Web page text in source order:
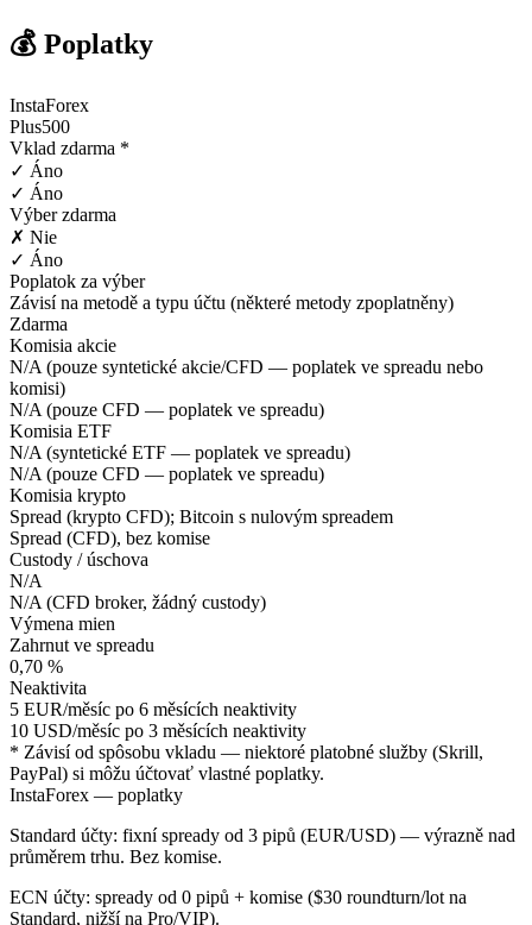
💰 Poplatky
InstaForex
Plus500
Vklad zdarma *
✓ Áno
✓ Áno
Výber zdarma
✗ Nie
✓ Áno
Poplatok za výber
Závisí na metodě a typu účtu (některé metody zpoplatněny)
Zdarma
Komisia akcie
N/A (pouze syntetické akcie/CFD — poplatek ve spreadu nebo
komisi)
N/A (pouze CFD — poplatek ve spreadu)
Komisia ETF
N/A (syntetické ETF — poplatek ve spreadu)
N/A (pouze CFD — poplatek ve spreadu)
Komisia krypto
Spread (krypto CFD); Bitcoin s nulovým spreadem
Spread (CFD), bez komise
Custody / úschova
N/A
N/A (CFD broker, žádný custody)
Výmena mien
Zahrnut ve spreadu
0,70 %
Neaktivita
5 EUR/měsíc po 6 měsících neaktivity
10 USD/měsíc po 3 měsících neaktivity
* Závisí od spôsobu vkladu — niektoré platobné služby (Skrill,
PayPal) si môžu účtovať vlastné poplatky.
InstaForex — poplatky
Standard účty: fixní spready od 3 pipů (EUR/USD) — výrazně nad
průměrem trhu. Bez komise.
ECN účty: spready od 0 pipů + komise ($30 roundturn/lot na
Standard, nižší na Pro/VIP).